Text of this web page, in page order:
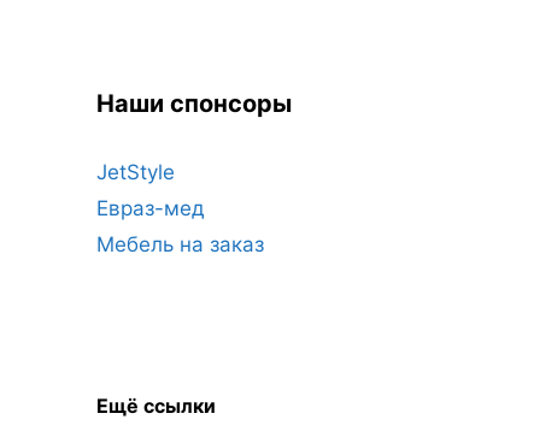
Наши спонсоры
JetStyle
Евраз-мед
Мебель на заказ
Ещё ссылки